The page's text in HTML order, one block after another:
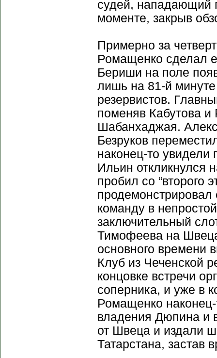
судей, нападающий
моменте, закрыв
Примерно за
Ромащенко сделал
Бериши на поле
лишь на 81-й
резервистов.
поменяв Кабутова
Шабанхаджая.
Безруков
наконец-то
Ильин откликнулся
пробил со “второго
команду в
заключительный
Тимофеева на
основного времени
Клуб из Чеченской
концовке встречи
соперника, и уже в
Ромащенко
владения Дюпина и
от Швеца и издали
Татарстана, застав